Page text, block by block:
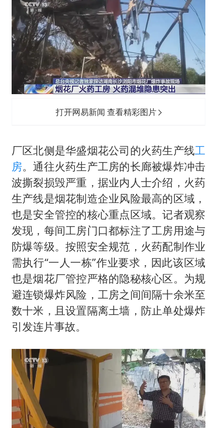
打开网易新闻 查看精彩图片
厂区北侧是华盛烟花公司的火药生产线工
房。通往火药生产工房的长廊被爆炸冲击
波撕裂损毁严重，据业内人士介绍，火药
生产线是烟花制造企业风险最高的区域，
也是安全管控的核心重点区域。记者观察
发现，每间工房门口都标注了工房用途与
防爆等级。按照安全规范，火药配制作业
需执行“一人一栋”作业要求，因此该区域
也是烟花厂管控严格的隐秘核心区。为规
避连锁爆炸风险，工房之间间隔十余米至
数十米，且设置隔离土墙，防止单处爆炸
引发连片事故。